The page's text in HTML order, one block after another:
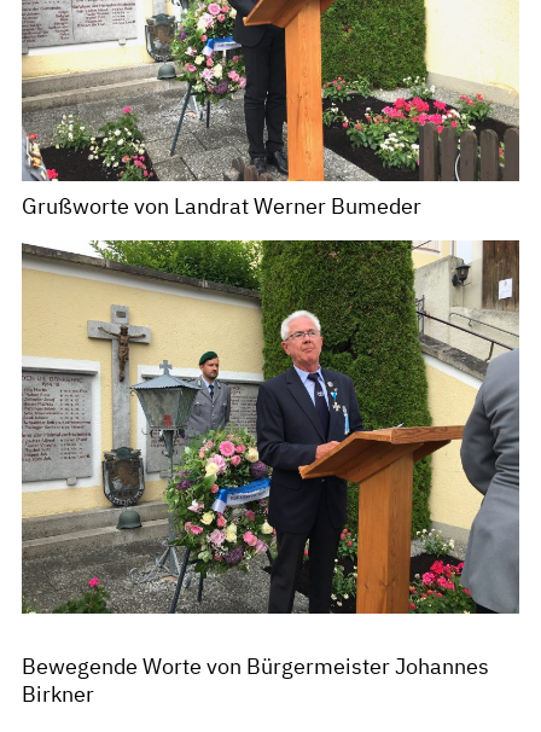
Grußworte von Landrat Werner Bumeder
Bewegende Worte von Bürgermeister Johannes
Birkner